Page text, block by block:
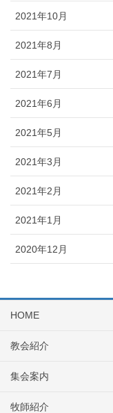
2021年10月
2021年8月
2021年7月
2021年6月
2021年5月
2021年3月
2021年2月
2021年1月
2020年12月
HOME
教会紹介
集会案内
牧師紹介